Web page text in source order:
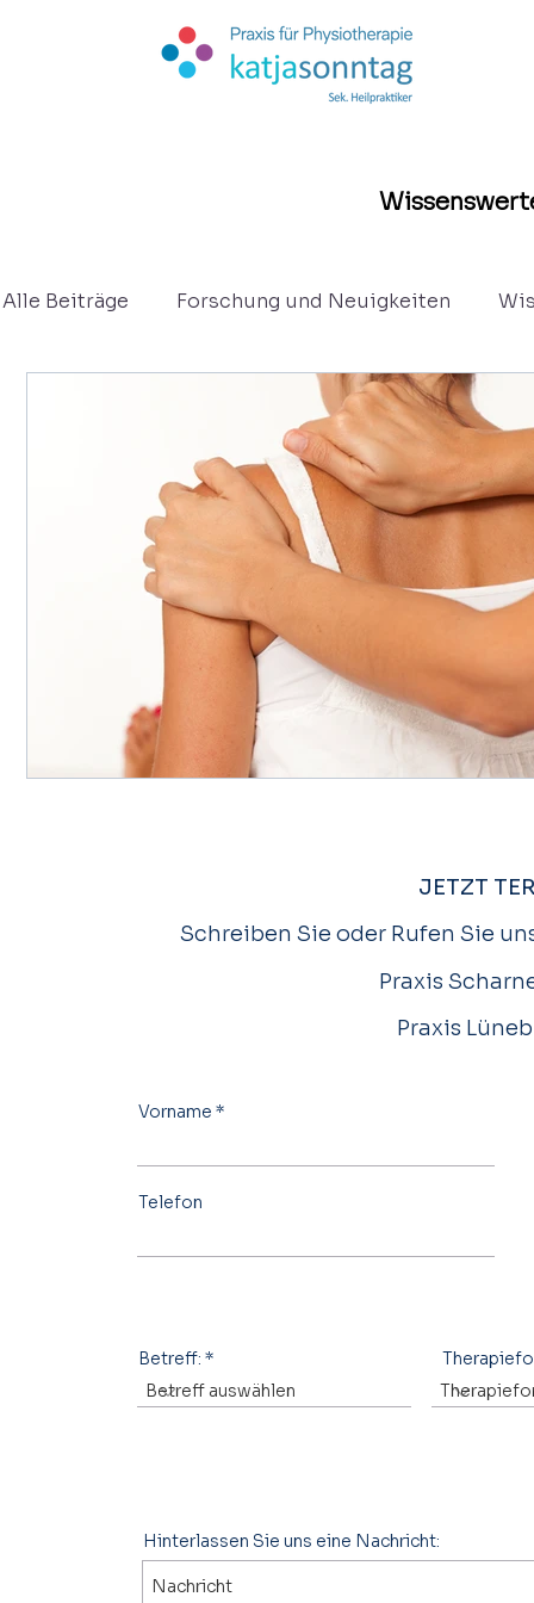
Alle Beiträge Forschung und Neuigkeiten
Osteopathie Eltern -
JETZT
Schreiben Sie oder Rufen Sie
Praxis
Praxis
Vorname
Telefon
Betreff:
Hinterlassen Sie uns eine Nachricht: